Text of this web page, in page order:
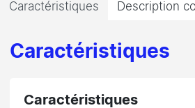
Caractéristiques Description
Caractéristiques
Caractéristiques